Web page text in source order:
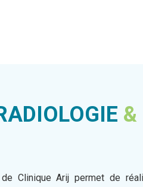
&
de Clinique Arij permet de